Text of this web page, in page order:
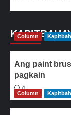
Column
Ang paint
pagkain
0
Column